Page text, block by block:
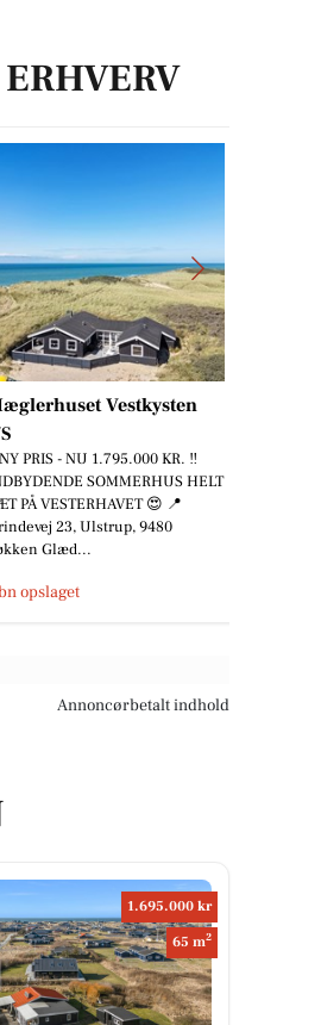
Life Power
aldring starter ikke som 70-
Den starter mens du smører
Altså, jeg må lige dele
fra i går. Jeg h...
opslaget
Annoncørbetalt indhold
1.695.000 kr
65 m2